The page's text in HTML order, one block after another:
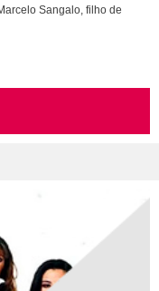
Veja de que lado os
estão
Sangalo, filho de